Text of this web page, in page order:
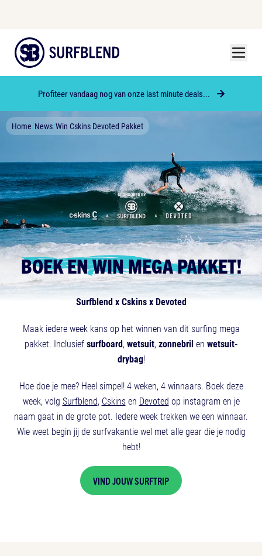
Surfblend
Menu
Profiteer vandaag nog van onze last minute deals...
Home/News/Win Cskins Devoted Pakket
BOEK EN WIN MEGA PAKKET!
Surfblend x Cskins x Devoted
Maak iedere week kans op het winnen van dit surfing mega
pakket. Inclusiefsurfboard, wetsuit, zonnebrilen wetsuit-
drybag!
Hoe doe je mee? Heel simpel! 4 weken, 4 winnaars. Boek deze
week, volg Surfblend, Cskinsen Devoted op instagram en je
naam gaat in de grote pot. Iedere week trekken we een winnaar.
Wie weet begin jij de surfvakantie wel met alle gear die je nodig
hebt!
VIND JOUW SURFTRIP